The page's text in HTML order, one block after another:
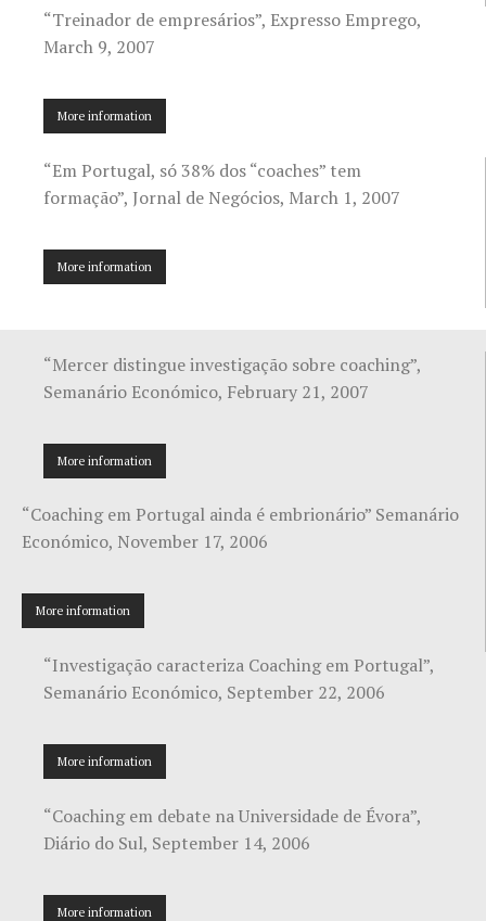
“Treinador de empresários”, Expresso Emprego,
March 9, 2007
More information
“Em Portugal, só 38% dos “coaches” tem
formação”, Jornal de Negócios, March 1, 2007
More information
“Mercer distingue investigação sobre coaching”,
Semanário Económico, February 21, 2007
More information
“Coaching em Portugal ainda é embrionário” Semanário
Económico, November 17, 2006
More information
“Investigação caracteriza Coaching em Portugal”,
Semanário Económico, September 22, 2006
More information
“Coaching em debate na Universidade de Évora”,
Diário do Sul, September 14, 2006
More information